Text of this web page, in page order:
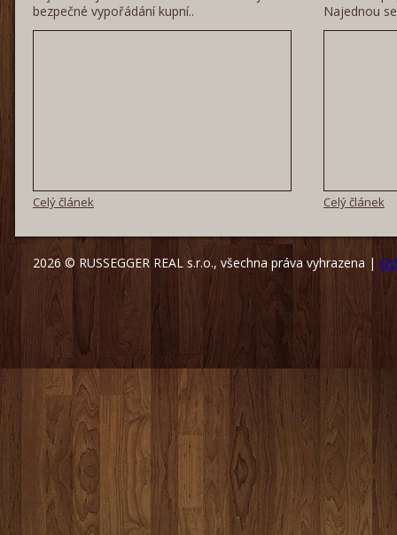
bezpečné vypořádání kupní..
Celý článek
Najednou
Celý článek
2026 © RUSSEGGER REAL s.r.o., všechna práva vyhrazena |